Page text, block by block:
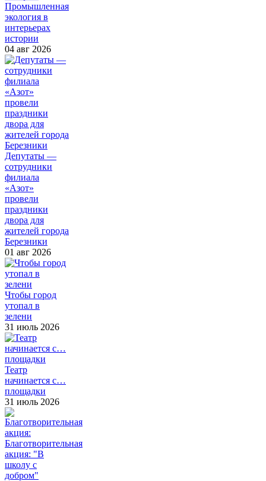
Промышленная
экология в
интерьерах
истории
04 авг 2026
Депутаты —
сотрудники
филиала
«Азот»
провели
праздники
двора для
жителей города
Березники
01 авг 2026
Чтобы город
утопал в
зелени
31 июль 2026
Театр
начинается с…
площадки
31 июль 2026
Благотворительная
акция: "В
школу с
добром"